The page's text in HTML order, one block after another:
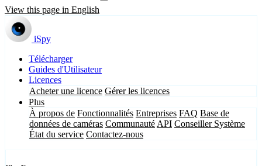
View this page in English
iSpy
Télécharger
Guides d'Utilisateur
Licences
Acheter une licence Gérer les licences
Plus
À propos de Fonctionnalités Entreprises FAQ Base de
données de caméras Communauté API Conseiller Système
État du service Contactez-nous